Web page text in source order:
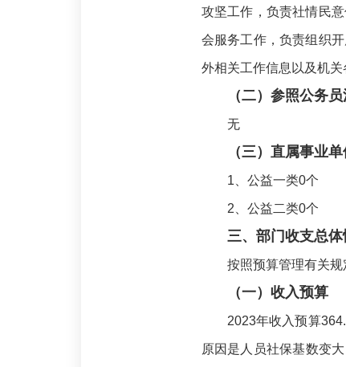
攻坚工作，负责社情民
会服务工作，负责组织
外相关工作信息以及机关
（二）参照公务
无
（三）直属事业
1、公益一类0个
2、公益二类0个
三、部门收支总体
按照预算管理有关
（一）收入预算
2023年收入预算
原因是人员社保基数变